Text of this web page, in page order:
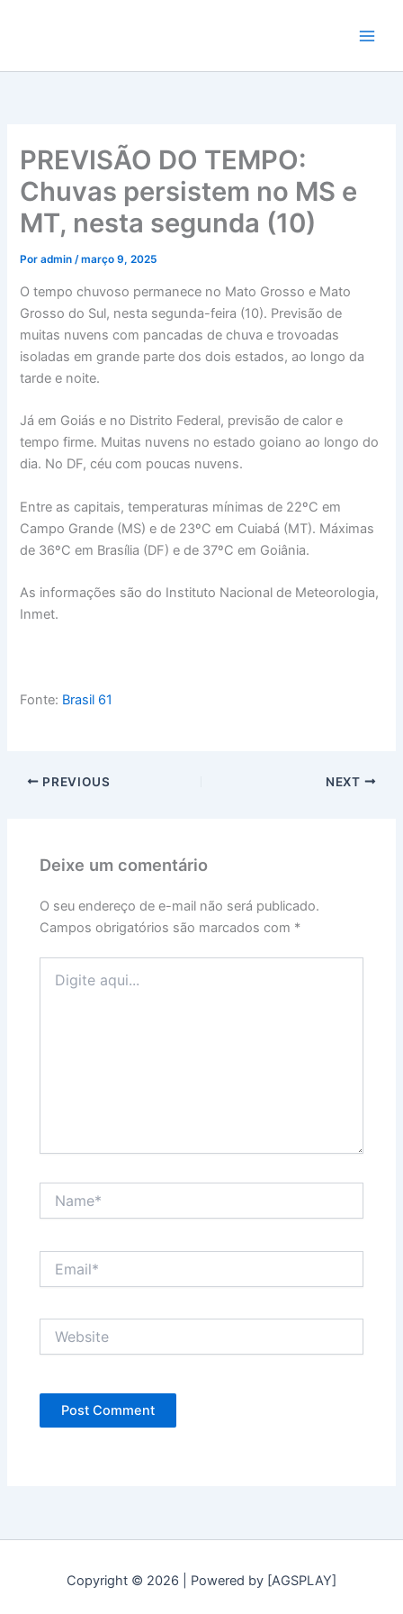
conteúdo
PREVISÃO DO TEMPO:
Chuvas persistem no MS e
MT, nesta segunda (10)
Poradmin/março 9, 2025
O tempo chuvoso permanece no Mato Grosso e Mato
Grosso do Sul, nesta segunda-feira (10). Previsão de
muitas nuvens com pancadas de chuva e trovoadas
isoladas em grande parte dos dois estados, ao longo da
tarde e noite.
Já em Goiás e no Distrito Federal, previsão de calor e
tempo firme. Muitas nuvens no estado goiano ao longo do
dia. No DF, céu com poucas nuvens.
Entre as capitais, temperaturas mínimas de 22ºC em
Campo Grande (MS) e de 23ºC em Cuiabá (MT). Máximas
de 36ºC em Brasília (DF) e de 37ºC em Goiânia.
As informações são do Instituto Nacional de Meteorologia,
Inmet.
Fonte: Brasil 61
PREVIOUS NEXT
Deixe um comentário
O seu endereço de e-mail não será publicado.
Campos obrigatórios são marcados com *
aqui...
Copyright © 2026 | Powered by [AGSPLAY]